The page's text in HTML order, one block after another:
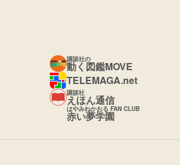
講談社の
動く図鑑MOVE
TELEMAGA.net
講談社
えほん通信
はやみねかおる FAN CLUB
赤い夢学園